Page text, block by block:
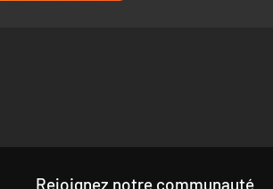
Rejoignez notre communauté